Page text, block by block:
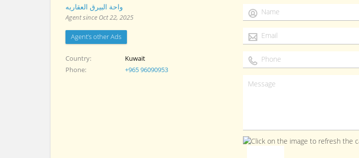
واحة البيرق العقاريه
Agent since Oct 22, 2025
Agent’s other Ads
Country
Kuwait
Phone
+965 96090953